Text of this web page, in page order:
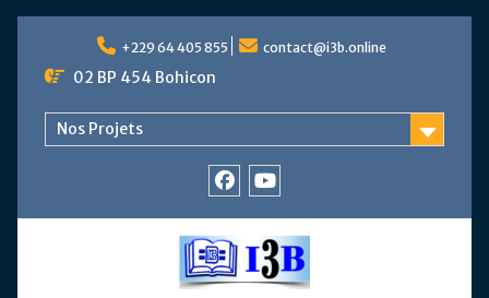
content
+229 64 405 855 contact@i3b.online
02 BP 454 Bohicon
Nos Projets
Youtube